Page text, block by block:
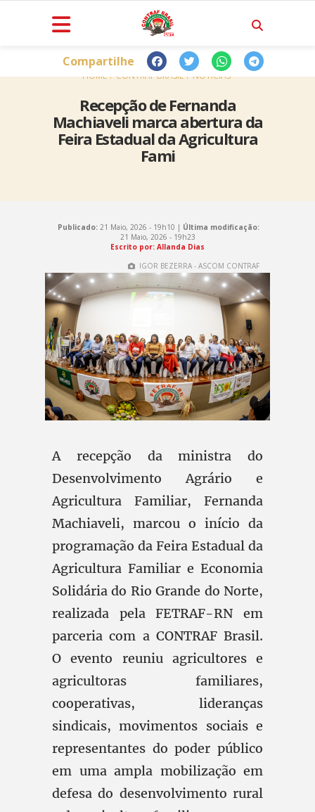
HOME CONTRAF BRASIL NOTÍCIAS
Recepção de Fernanda
Machiaveli marca abertura da
Feira Estadual da Agricultura
Fami
Compartilhe
Publicado: 21 Maio, 2026 - 19h10 | Última modificação:
21 Maio, 2026 - 19h23
Escrito por: Allanda Dias
IGOR BEZERRA - ASCOM CONTRAF
A recepção da ministra do
Desenvolvimento Agrário e
Agricultura Familiar, Fernanda
Machiaveli, marcou o início da
programação da Feira Estadual da
Agricultura Familiar e Economia
Solidária do Rio Grande do Norte,
realizada pela FETRAF-RN em
parceria com a CONTRAF Brasil.
O evento reuniu agricultores e
agricultoras familiares,
cooperativas, lideranças
sindicais, movimentos sociais e
representantes do poder público
em uma ampla mobilização em
defesa do desenvolvimento rural